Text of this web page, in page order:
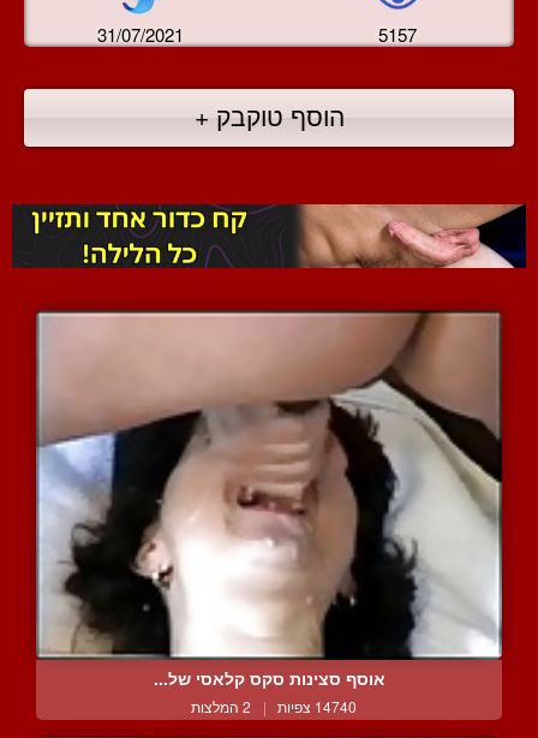
31/07/2021 5157
הוסף טוקבק +
אוסף סצינות סקס קלאסי של...
14740 צפיות | 2 המלצות